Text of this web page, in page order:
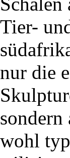
Tier-
nur die
wohl